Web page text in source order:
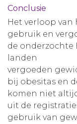
Conclusie
Het verloop van
gebruik en
de onderzochte
landen
vergoeden
bij obesitas en
komen niet
uit de
gebruik van